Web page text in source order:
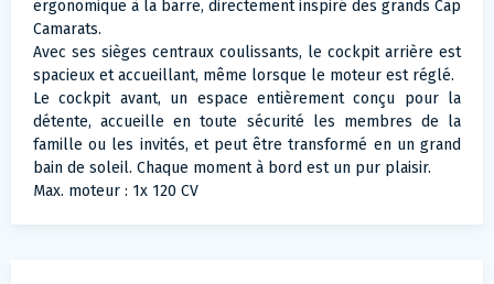
ergonomique à la barre, directement inspiré des grands Cap
Camarats.
Avec ses sièges centraux coulissants, le cockpit arrière est
spacieux et accueillant, même lorsque le moteur est réglé.
Le cockpit avant, un espace entièrement conçu pour la
détente, accueille en toute sécurité les membres de la
famille ou les invités, et peut être transformé en un grand
bain de soleil. Chaque moment à bord est un pur plaisir.
Max. moteur : 1x 120 CV